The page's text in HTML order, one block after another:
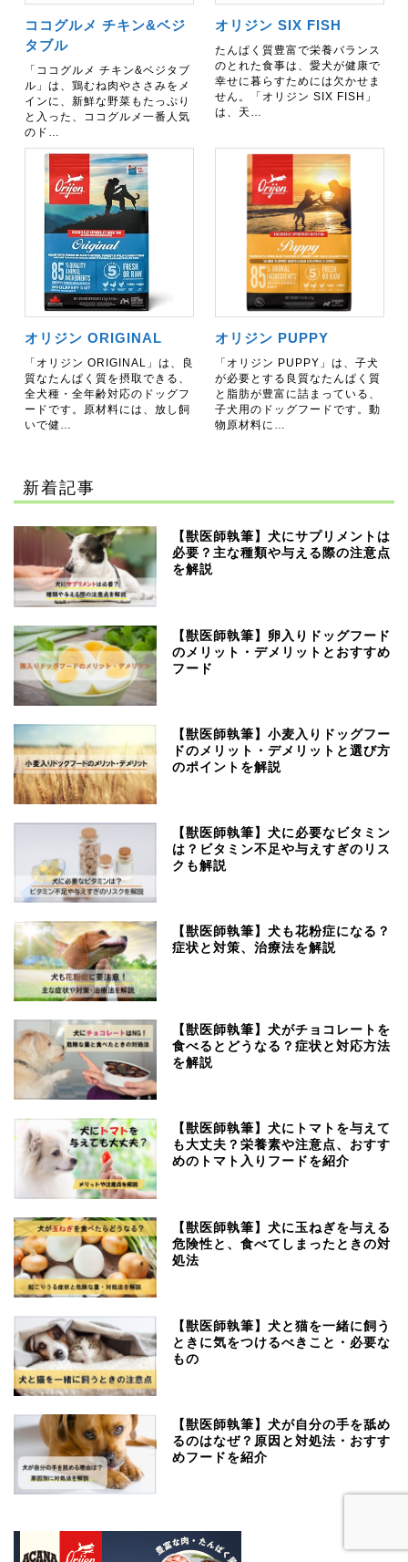
ココグルメ チキン&ベジ
タブル
「ココグルメ チキン&ベジタブ
ル」は、鶏むね肉やささみをメ
インに、新鮮な野菜もたっぷり
と入った、ココグルメ一番人気
のド…
オリジン SIX FISH
たんぱく質豊富で栄養バランス
のとれた食事は、愛犬が健康で
幸せに暮らすためには欠かせま
せん。「オリジン SIX FISH」
は、天…
オリジン ORIGINAL
「オリジン ORIGINAL」は、良
質なたんぱく質を摂取できる、
全犬種・全年齢対応のドッグフ
ードです。原材料には、放し飼
いで健…
オリジン PUPPY
「オリジン PUPPY」は、子犬
が必要とする良質なたんぱく質
と脂肪が豊富に詰まっている、
子犬用のドッグフードです。動
物原材料に…
新着記事
【獣医師執筆】犬にサプリメントは
必要？主な種類や与える際の注意点
を解説
【獣医師執筆】卵入りドッグフード
のメリット・デメリットとおすすめ
フード
【獣医師執筆】小麦入りドッグフー
ドのメリット・デメリットと選び方
のポイントを解説
【獣医師執筆】犬に必要なビタミン
は？ビタミン不足や与えすぎのリス
クも解説
【獣医師執筆】犬も花粉症になる？
症状と対策、治療法を解説
【獣医師執筆】犬がチョコレートを
食べるとどうなる？症状と対応方法
を解説
【獣医師執筆】犬にトマトを与えて
も大丈夫？栄養素や注意点、おすす
めのトマト入りフードを紹介
【獣医師執筆】犬に玉ねぎを与える
危険性と、食べてしまったときの対
処法
【獣医師執筆】犬と猫を一緒に飼う
ときに気をつけるべきこと・必要な
もの
【獣医師執筆】犬が自分の手を舐め
るのはなぜ？原因と対処法・おすす
めフードを紹介